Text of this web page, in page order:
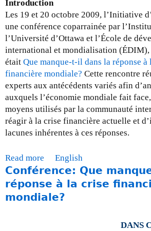
Introduction
Les 19 et 20 octobre 2009, l’Initiative
une conférence coparrainée par
l’Université d’Ottawa et l’École de
international et mondialisation (ÉDIM),
était Que manque-t-il dans la réponse à
financière mondiale? Cette rencontre
experts aux antécédents variés afin
auxquels l’économie mondiale fait
moyens utilisés par la communauté
réagir à la crise financière actuelle et
lacunes inhérentes à ces réponses.
Read more
b
o
u
English
Conférence: Que
réponse à la crise
mondiale?
DANS